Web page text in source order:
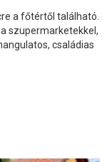
a főtértől található.
szupermarketekkel,
családias